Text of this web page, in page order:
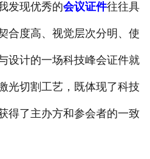
发现优秀的会议证件往往具
合度高、视觉层次分明、使
设计的一场科技峰会证件就
光切割工艺，既体现了科技
得了主办方和参会者的一致